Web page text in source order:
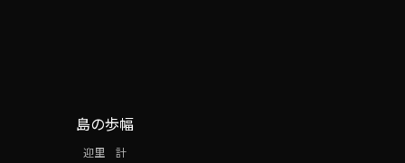
島の歩幅
迎里 計